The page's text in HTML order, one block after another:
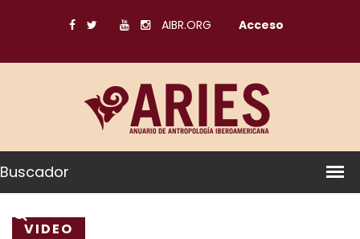
AIBR.ORG Acceso
Buscador
VIDEO